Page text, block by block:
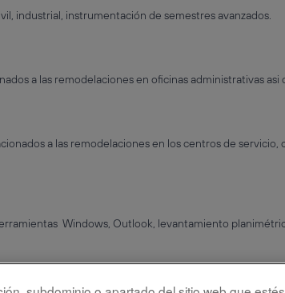
industrial, instrumentación de semestres avanzados.
a las remodelaciones en oficinas administrativas
a las remodelaciones en los centros de
Windows, Outlook, levantamiento
herramientas Windows, Outlook, levantamiento